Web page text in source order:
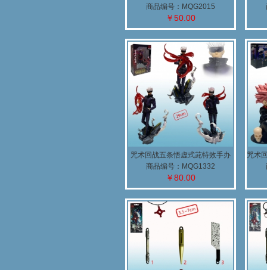
仔
商品编号：MQG2015
￥50.00
咒术回战五条悟虚式茈特效手办
商品编号：MQG1332
￥80.00
咒术